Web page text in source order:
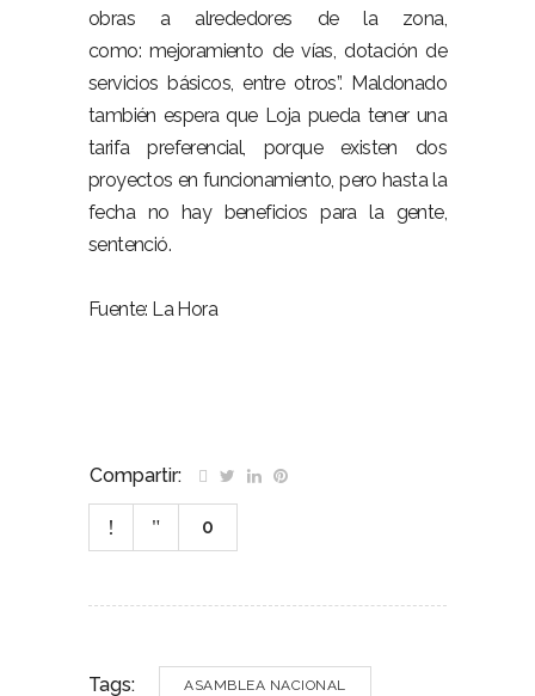
obras a alrededores de la zona,
como: mejoramiento de vías, dotación de
servicios básicos, entre otros”. Maldonado
también espera que Loja pueda tener una
tarifa preferencial, porque existen dos
proyectos en funcionamiento, pero hasta la
fecha no hay beneficios para la gente,
sentenció.
Fuente: La Hora
Compartir:
0
Tags: ASAMBLEA NACIONAL